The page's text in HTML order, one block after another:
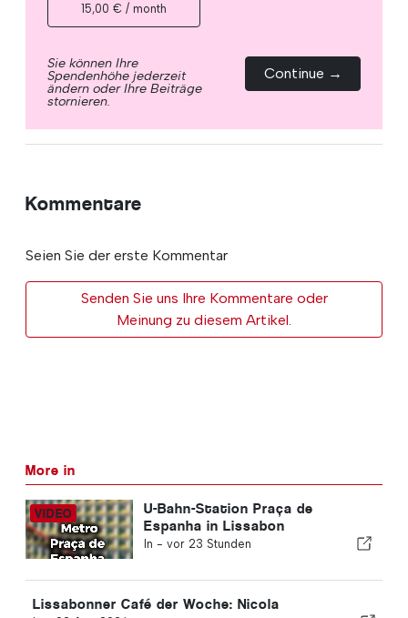
15,00 € / month
Sie können Ihre
Spendenhöhe jederzeit
ändern oder Ihre Beiträge
stornieren.
Continue →
Kommentare
Seien Sie der erste Kommentar
Senden Sie uns Ihre Kommentare oder
Meinung zu diesem Artikel.
More in
U-Bahn-Station Praça de
Espanha in Lissabon
In - vor 23 Stunden
Lissabonner Café der Woche: Nicola